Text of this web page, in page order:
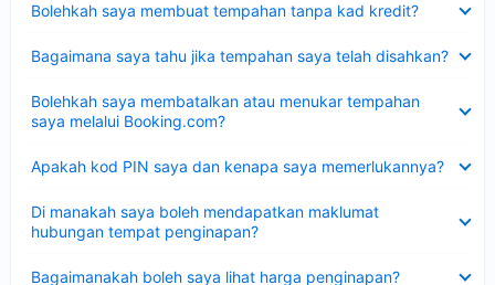
Bolehkah saya membuat tempahan tanpa kad kredit?
Bagaimana saya tahu jika tempahan saya telah disahkan?
Bolehkah saya membatalkan atau menukar tempahan
saya melalui Booking.com?
Apakah kod PIN saya dan kenapa saya memerlukannya?
Di manakah saya boleh mendapatkan maklumat
hubungan tempat penginapan?
Bagaimanakah boleh saya lihat harga penginapan?